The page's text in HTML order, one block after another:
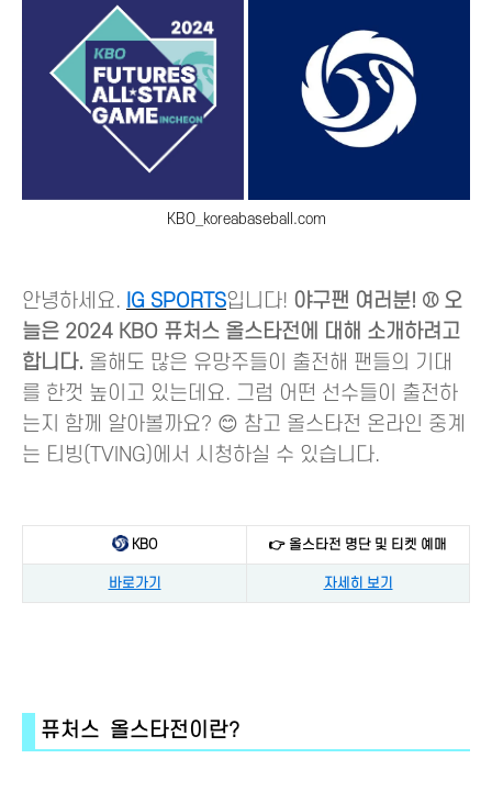
KBO_koreabaseball.com
안녕하세요. IG SPORTS입니다! 야구팬 여러분! ⚾️ 오
늘은 2024 KBO 퓨처스 올스타전에 대해 소개하려고
합니다. 올해도 많은 유망주들이 출전해 팬들의 기대
를 한껏 높이고 있는데요. 그럼 어떤 선수들이 출전하
는지 함께 알아볼까요? 😊 참고 올스타전 온라인 중계
는 티빙(TVING)에서 시청하실 수 있습니다.
KBO 👉 올스타전 명단 및 티켓 예매
바로가기 자세히 보기
퓨처스 올스타전이란?